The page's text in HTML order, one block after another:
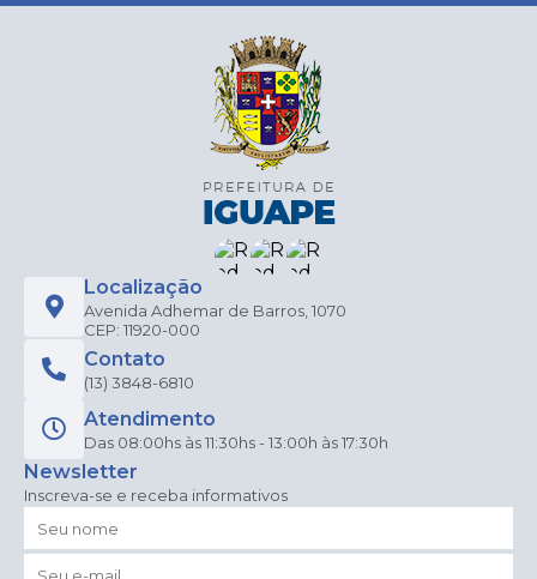
Localização
Avenida Adhemar de Barros, 1070
CEP: 11920-000
Contato
(13) 3848-6810
Atendimento
Das 08:00hs às 11:30hs - 13:00h às 17:30h
Newsletter
Inscreva-se e receba informativos